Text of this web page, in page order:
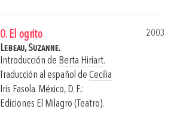
0. El ogrito
2003
Lebeau, Suzanne.
Introducción de Berta Hiriart.
Traducción al español de Cecilia
Iris Fasola. México, D. F.:
Ediciones El Milagro (Teatro).